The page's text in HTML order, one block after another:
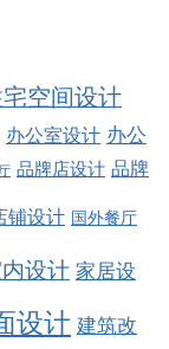
空间设计
办公室设计 办公
品牌店设计 品牌
铺设计 国外餐厅
设计 家居设
设计 建筑改